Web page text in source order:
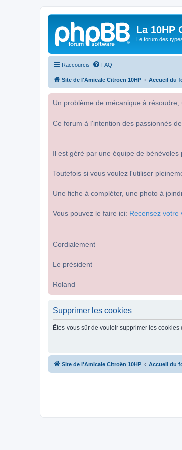
La 10HP
Le forum des
Raccourcis FAQ
Site de l'Amicale Citroën 10HP Accueil du
Un problème de mécanique à résoudre,
Ce forum à l'intention des passionnés
Il est géré par une équipe de
Toutefois si vous voulez l'utiliser
Une fiche à compléter, une photo à
Vous pouvez le faire ici: Recensez votre
Cordialement
Le président
Roland
Supprimer les cookies
Êtes-vous sûr de vouloir supprimer les cookies
Site de l'Amicale Citroën 10HP Accueil du